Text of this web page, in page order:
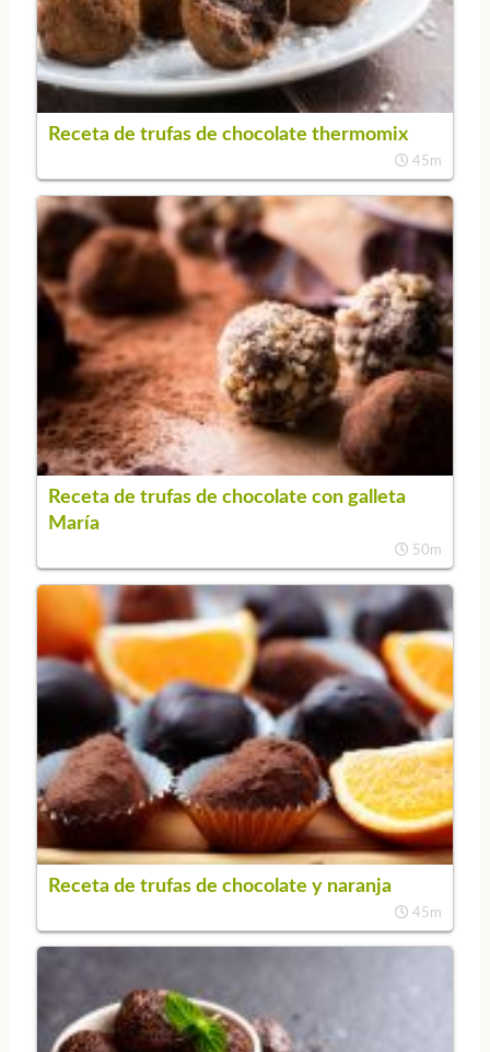
Receta de trufas de chocolate thermomix
45m
Receta de trufas de chocolate con galleta
María
50m
Receta de trufas de chocolate y naranja
45m